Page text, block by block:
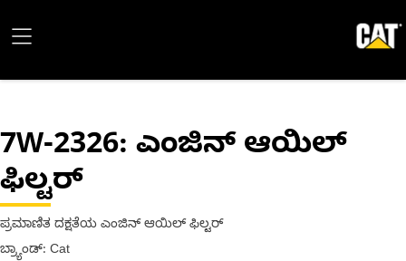
7W-2326: ಎಂಜಿನ್ ಆಯಿಲ್
ಫಿಲ್ಟರ್
ಪ್ರಮಾಣಿತ ದಕ್ಷತೆಯ ಎಂಜಿನ್ ಆಯಿಲ್ ಫಿಲ್ಟರ್
ಬ್ರ್ಯಾಂಡ್: Cat